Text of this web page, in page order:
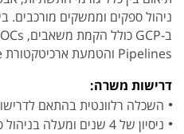
Pipelines והטמעת ארכיטקטורת Data Lake/Warehouse.
דרישות משרה:
השכלה רלוונטית בהתאם
ניסיון של 4 שנים ומעלה